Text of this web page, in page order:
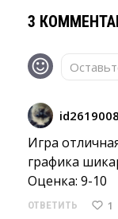
3
Игра
графика
Оценка: 9-10
ОТВЕТИТЬ 1